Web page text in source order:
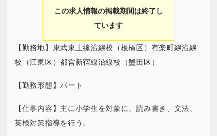
この求人情報の掲載期間は終了し
ています
【勤務地】東武東上線沿線校（板橋区）有楽町線沿線
校（江東区）都営新宿線沿線校（墨田区）
【勤務形態】パート
【仕事内容】主に小学生を対象に、読み書き、文法、
英検対策指導を行う。